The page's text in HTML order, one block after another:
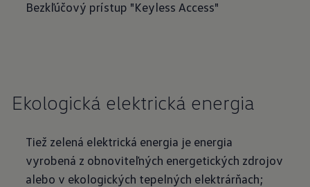
Bezkľúčový prístup "Keyless Access"
Ekologická elektrická energia
Tiež zelená elektrická energia je energia
vyrobená z obnoviteľných energetických zdrojov
alebo v ekologických tepelných elektrárňach;